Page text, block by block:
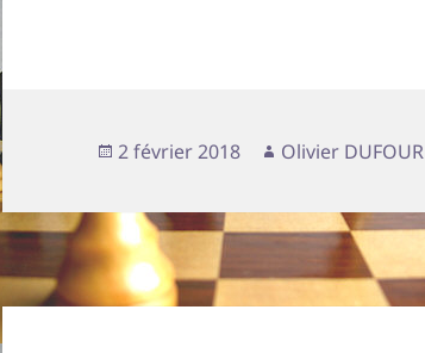
Publié
2 février 2018 Auteur
Olivier DUFOUR
Navigation